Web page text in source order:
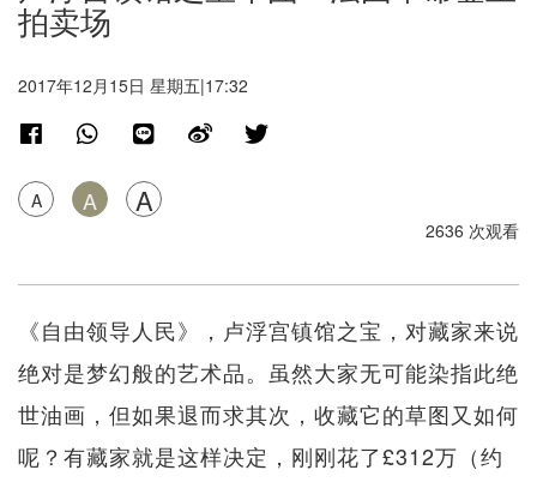
拍卖场
2017年12月15日 星期五|17:32
A A A
2636 次观看
《自由领导人民》，卢浮宫镇馆之宝，对藏家来说
绝对是梦幻般的艺术品。虽然大家无可能染指此绝
世油画，但如果退而求其次，收藏它的草图又如何
呢？有藏家就是这样决定，刚刚花了£312万（约